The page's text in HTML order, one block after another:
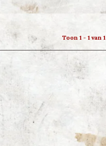
Toon 1 - 1 van 1